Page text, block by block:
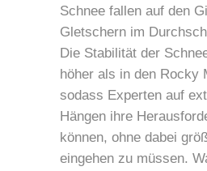
Schnee fallen auf den
Gletschern im
Die Stabilität der
höher als in den Rocky
sodass Experten auf
Hängen ihre
können, ohne dabei
eingehen zu müssen.